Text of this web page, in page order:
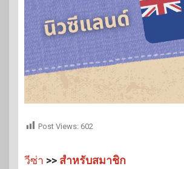
Post Views: 602
วีซ่า >> สำหรับสมาชิก